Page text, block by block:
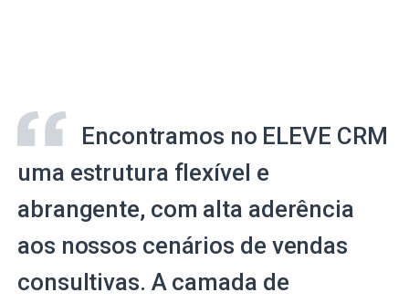
Encontramos no ELEVE CRM
uma estrutura flexível e
abrangente, com alta aderência
aos nossos cenários de vendas
consultivas. A camada de